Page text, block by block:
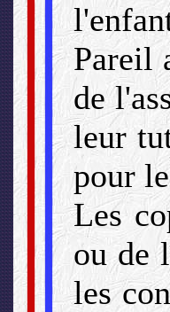
Pareil
de
leur
pour
Les
ou de
les